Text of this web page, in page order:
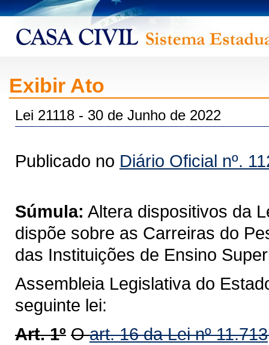
Exibir Ato
Lei 21118 - 30 de Junho de 2022
Publicado no Diário Oficial nº.
Súmula: Altera dispositivos da
dispõe sobre as Carreiras do
das Instituições de Ensino
Assembleia Legislativa do
seguinte lei:
Art. 1º Oart. 16 da Lei nº